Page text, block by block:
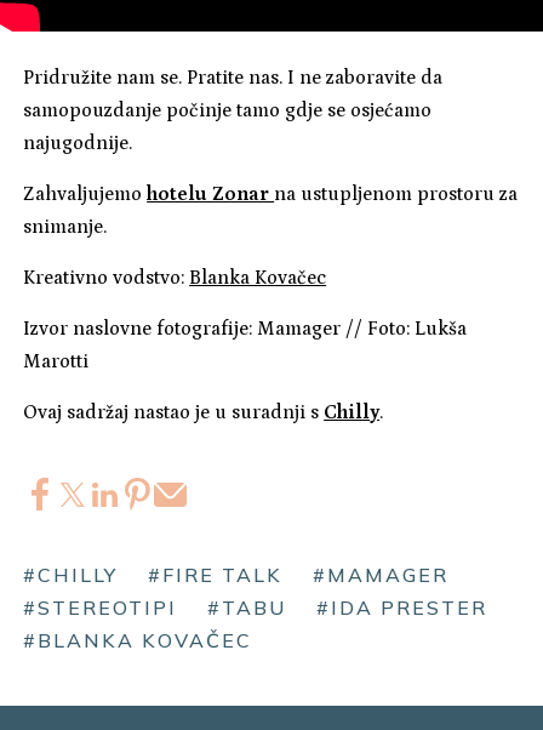
Pridružite nam se. Pratite nas. I ne zaboravite da
samopouzdanje počinje tamo gdje se osjećamo
najugodnije.
Zahvaljujemohotelu Zonar na ustupljenom prostoru za
snimanje.
Kreativno vodstvo: Blanka Kovačec
Izvor naslovne fotografije: Mamager // Foto: Lukša
Marotti
Ovaj sadržaj nastao je u suradnji s Chilly.
#CHILLY #FIRE TALK
#MAMAGER
#STEREOTIPI
#TABU
#IDA PRESTER
#BLANKA KOVAČEC